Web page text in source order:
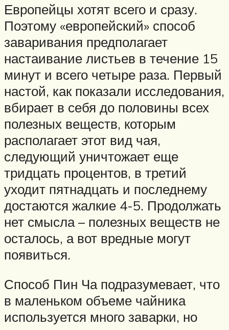
Европейцы хотят всего и сразу.
Поэтому «европейский» способ
заваривания предполагает
настаивание листьев в течение 15
минут и всего четыре раза. Первый
настой, как показали исследования,
вбирает в себя до половины всех
полезных веществ, которым
располагает этот вид чая,
следующий уничтожает еще
тридцать процентов, в третий
уходит пятнадцать и последнему
достаются жалкие 4-5. Продолжать
нет смысла – полезных веществ не
осталось, а вот вредные могут
появиться.
Способ Пин Ча подразумевает, что
в маленьком объеме чайника
используется много заварки, но